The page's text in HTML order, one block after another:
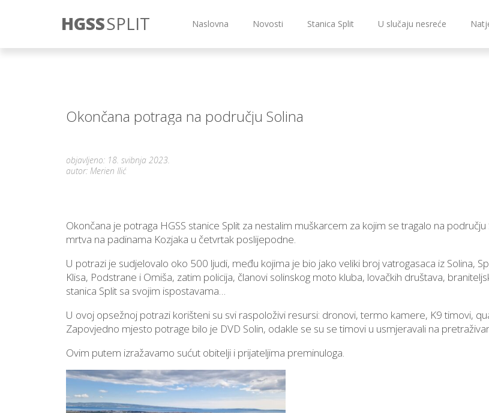
HGSSSPLIT Naslovna Novosti Stanica Split U slučaju nesreće
Okončana potraga na području Solina
objavljeno: 18. svibnja 2023.
autor: Merien Ilić
Okončana je potraga HGSS stanice Split za nestalim muškarcem za kojim se tragalo na
mrtva na padinama Kozjaka u četvrtak poslijepodne.
U potrazi je sudjelovalo oko 500 ljudi, među kojima je bio jako veliki broj vatrogasaca iz Solina,
Klisa, Podstrane i Omiša, zatim policija, članovi solinskog moto kluba, lovačkih društava,
stanica Split sa svojim ispostavama…
U ovoj opsežnoj potrazi korišteni su svi raspoloživi resursi: dronovi, termo kamere, K9 timovi,
Zapovjedno mjesto potrage bilo je DVD Solin, odakle se su se timovi u usmjeravali na
Ovim putem izražavamo sućut obitelji i prijateljima preminuloga.